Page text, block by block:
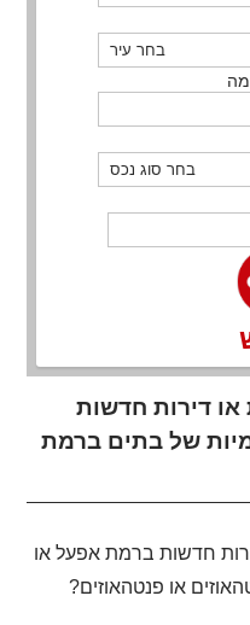
או דירות חדשות
של בתים ברמת
חדשות ברמת אפעל או
או פנטהאוזים?